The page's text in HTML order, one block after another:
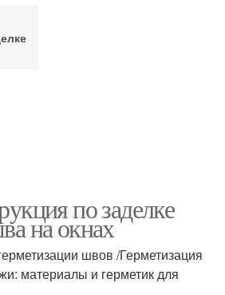
по заделке
на окнах
швов /Герметизация
материалы и герметик для